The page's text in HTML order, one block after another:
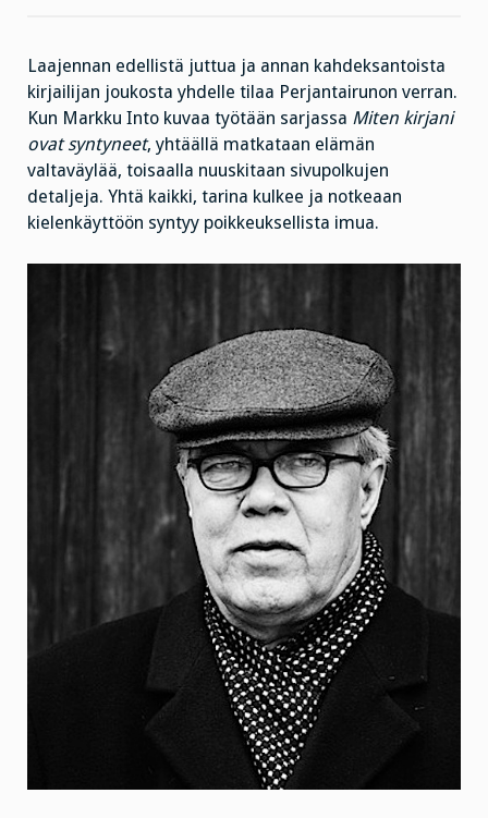
Laajennan edellistä juttua ja annan kahdeksantoista
kirjailijan joukosta yhdelle tilaa Perjantairunon verran.
Kun Markku Into kuvaa työtään sarjassa Miten kirjani
ovat syntyneet, yhtäällä matkataan elämän
valtaväylää, toisaalla nuuskitaan sivupolkujen
detaljeja. Yhtä kaikki, tarina kulkee ja notkeaan
kielenkäyttöön syntyy poikkeuksellista imua.